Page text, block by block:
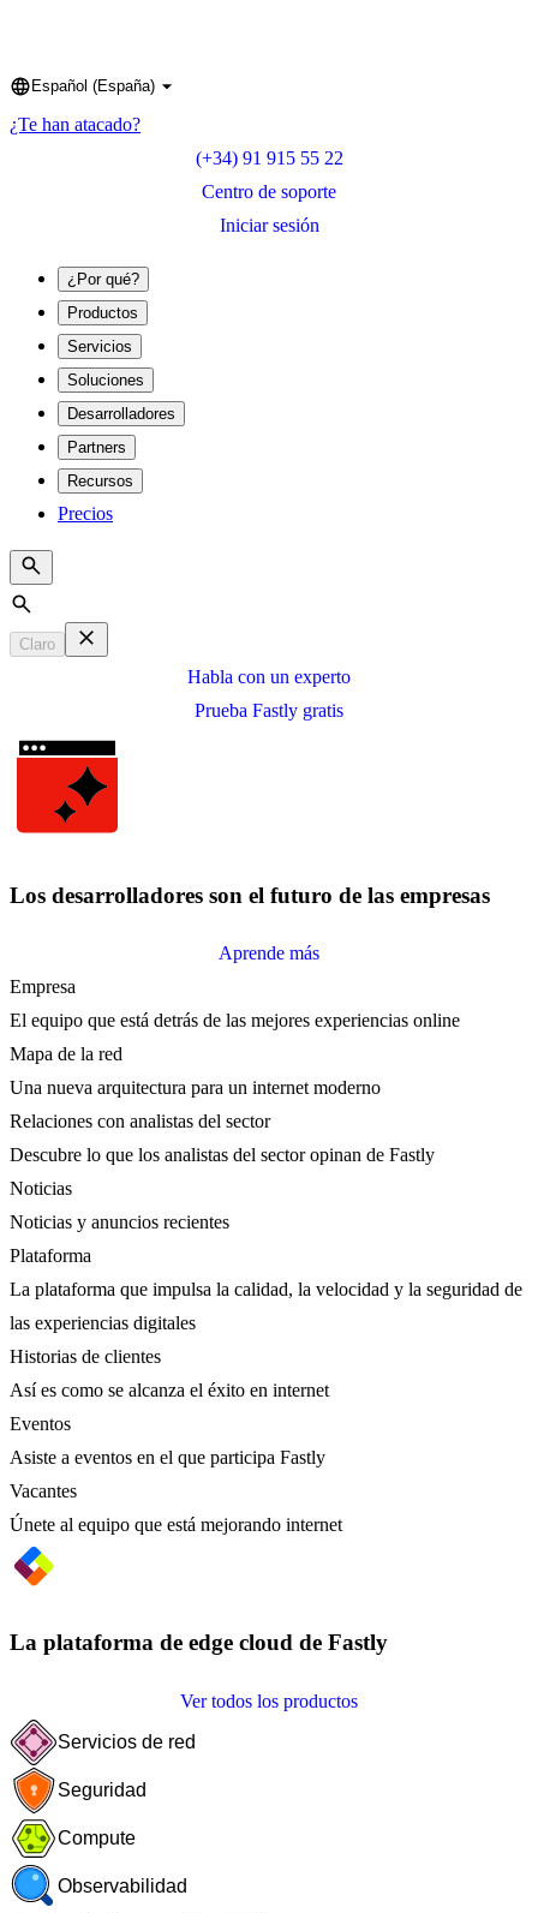
Language
Español (España)
¿Te han atacado?
(+34) 91 915 55 22
Centro de soporte
Iniciar sesión
¿Por qué?
Productos
Servicios
Soluciones
Desarrolladores
Partners
Recursos
Precios
Search
Claro
Habla con un experto
Prueba Fastly gratis
Los desarrolladores son el futuro de las empresas
Aprende más
Empresa
El equipo que está detrás de las mejores experiencias online
Mapa de la red
Una nueva arquitectura para un internet moderno
Relaciones con analistas del sector
Descubre lo que los analistas del sector opinan de Fastly
Noticias
Noticias y anuncios recientes
Plataforma
La plataforma que impulsa la calidad, la velocidad y la seguridad de
las experiencias digitales
Historias de clientes
Así es como se alcanza el éxito en internet
Eventos
Asiste a eventos en el que participa Fastly
Vacantes
Únete al equipo que está mejorando internet
La plataforma de edge cloud de Fastly
Ver todos los productos
Servicios de red
Seguridad
Compute
Observabilidad